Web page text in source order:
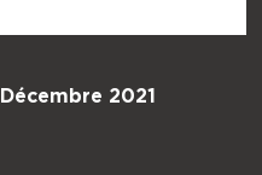
2021